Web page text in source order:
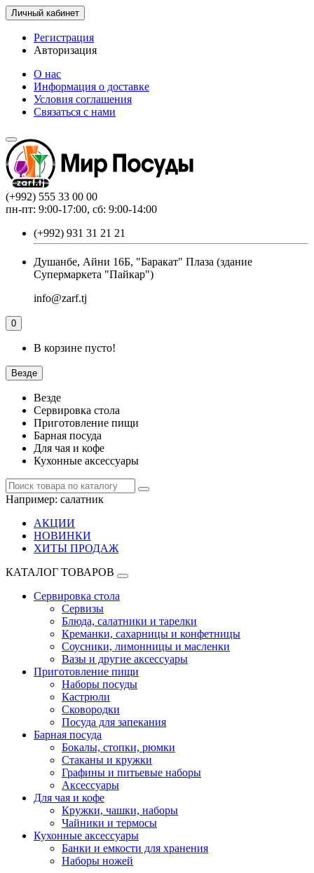
Личный кабинет
Регистрация
Авторизация
О нас
Информация о доставке
Условия соглашения
Связаться с нами
(+992) 555 33 00 00
пн-пт: 9:00-17:00, сб: 9:00-14:00
(+992) 931 31 21 21
Душанбе, Айни 16Б, "Баракат" Плаза (здание
Супермаркета "Пайкар")
info@zarf.tj
0
В корзине пусто!
Везде
Везде
Сервировка стола
Приготовление пищи
Барная посуда
Для чая и кофе
Кухонные аксессуары
Например: салатник
АКЦИИ
НОВИНКИ
ХИТЫ ПРОДАЖ
КАТАЛОГ ТОВАРОВ
Сервировка стола
Сервизы
Блюда, салатники и тарелки
Креманки, сахарницы и конфетницы
Соусники, лимонницы и масленки
Вазы и другие аксессуары
Приготовление пищи
Наборы посуды
Кастрюли
Сковородки
Посуда для запекания
Барная посуда
Бокалы, стопки, рюмки
Стаканы и кружки
Графины и питьевые наборы
Аксессуары
Для чая и кофе
Кружки, чашки, наборы
Чайники и термосы
Кухонные аксессуары
Банки и емкости для хранения
Наборы ножей